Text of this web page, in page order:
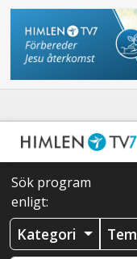
Sök program
enligt:
Kategori